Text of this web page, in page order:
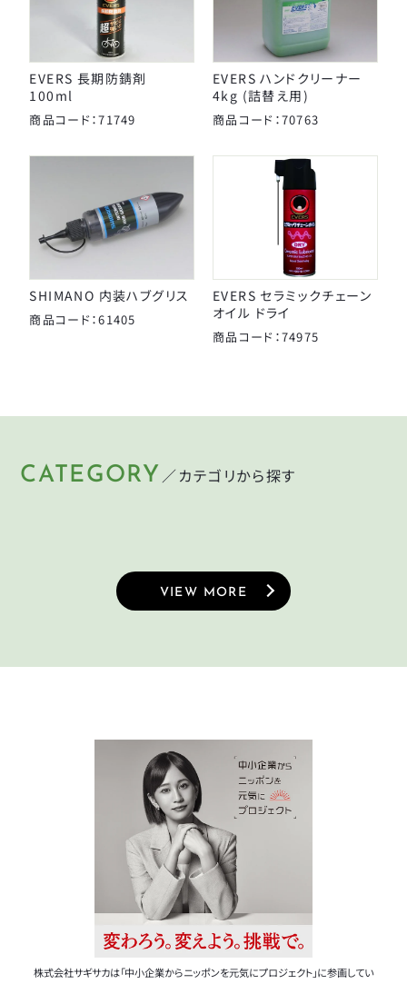
EVERS 長期防錆剤
100ml
商品コード：71749
EVERS ハンドクリーナー
4kg (詰替え用)
商品コード：70763
SHIMANO 内装ハブグリス
商品コード：61405
EVERS セラミックチェーン
オイル ドライ
商品コード：74975
CATEGORY ／カテゴリから探す
HELMET LIGHT
VIEW MORE
株式会社サギサカは「中小企業からニッポンを元気にプロジェクト」に参画してい